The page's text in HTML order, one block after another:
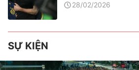
28/02/2026
SỰ KIỆN